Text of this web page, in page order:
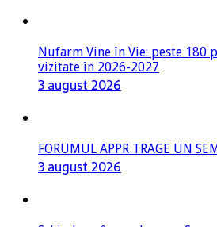
Nufarm Vine în Vie: peste 180
vizitate în 2026-2027
3 august 2026
FORUMUL APPR TRAGE UN
3 august 2026